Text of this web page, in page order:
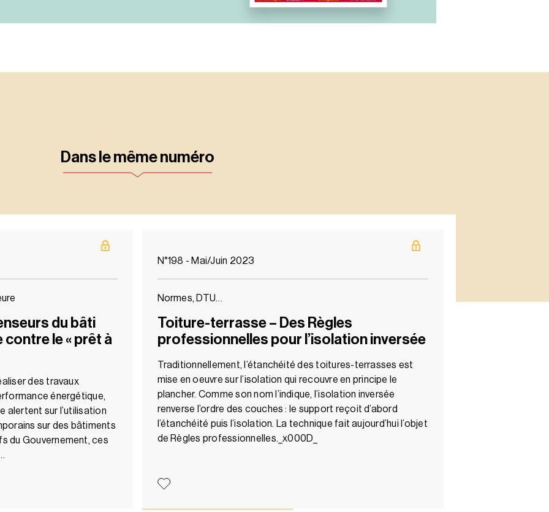
Dans le même numéro
du bâti
le « prêt à
des travaux
énergétique,
alertent sur l’utilisation
sur des bâtiments
du Gouvernement, ces
N°198 - Mai/Juin 2023
Normes, DTU…
Toiture-terrasse – Des Règles
professionnelles pour l’isolation inversée
Traditionnellement, l’étanchéité des toitures-terrasses est
mise en oeuvre sur l’isolation qui recouvre en principe le
plancher. Comme son nom l’indique, l’isolation inversée
renverse l’ordre des couches : le support reçoit d’abord
l’étanchéité puis l’isolation. La technique fait aujourd’hui l’objet
de Règles professionnelles._x000D_